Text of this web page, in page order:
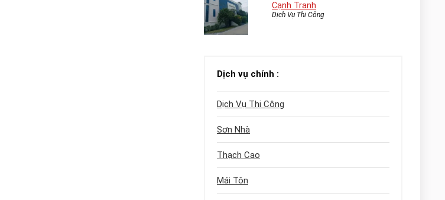
Cạnh Tranh
Dịch Vụ Thi Công
Dịch vụ chính :
Dịch Vụ Thi Công
Sơn Nhà
Thạch Cao
Mái Tôn